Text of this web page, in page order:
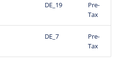
DE_19
Pre-
Tax
DE_7
Pre-
Tax